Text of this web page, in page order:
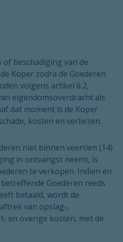
of beschadiging van de
Koper zodra de Goederen
volgens artikel 6.2,
eigendomsoverdracht als
dat moment is de Koper
kosten en verliezen.
niet binnen veertien (14)
in ontvangst neemt, is
te verkopen. Indien en
Goederen reeds
betaald, wordt de
van opslag‑,
en overige kosten, met de